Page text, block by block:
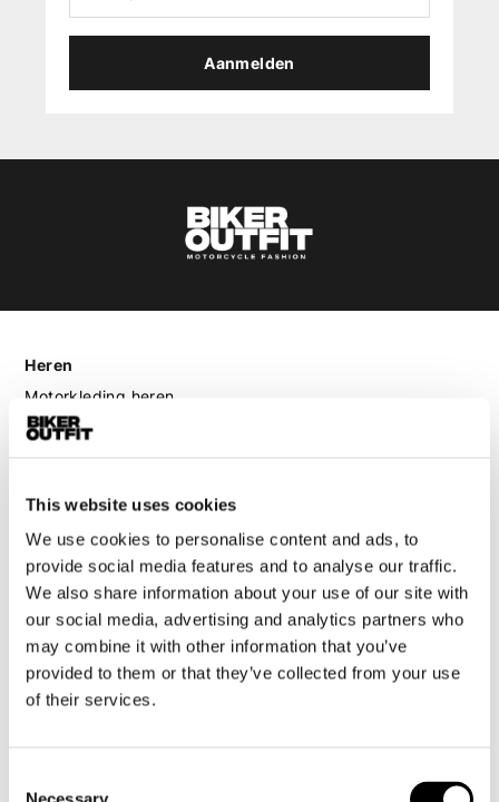
This website uses cookies
We use cookies to personalise content and ads, to
provide social media features and to analyse our traffic.
We also share information about your use of our site with
our social media, advertising and analytics partners who
may combine it with other information that you’ve
provided to them or that they’ve collected from your use
of their services.
Aanmelden
Heren
Motorkleding heren
Motorjas heren
Motorhoodie heren
Motorhelm heren
Motorhandschoenen heren